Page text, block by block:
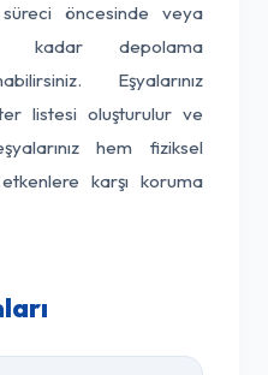
öncesinde veya
kadar depolama
Eşyalarınız
listesi oluşturulur ve
hem fiziksel
karşı koruma